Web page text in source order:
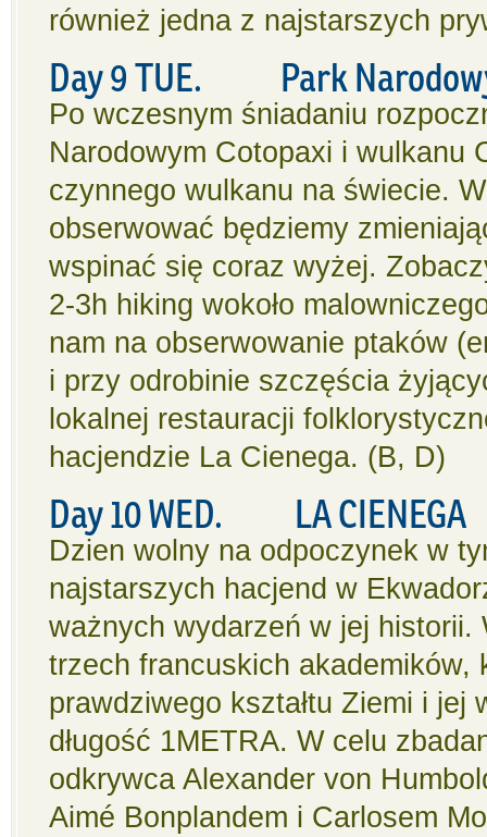
również jedna z najstarszych
Day 9 TUE. Park
Po wczesnym śniadaniu
Narodowym Cotopaxi i wulkanu
czynnego wulkanu na świecie.
obserwować będziemy
wspinać się coraz wyżej.
2-3h hiking wokoło
nam na obserwowanie ptaków
i przy odrobinie szczęścia
lokalnej restauracji
hacjendzie La Cienega. (B, D)
Day 10 WED. LA CIENEGA
Dzien wolny na odpoczynek w
najstarszych hacjend w
ważnych wydarzeń w jej historii.
trzech francuskich akademików,
prawdziwego kształtu Ziemi i
długość 1METRA. W celu
odkrywca Alexander von
Aimé Bonplandem i Carlosem